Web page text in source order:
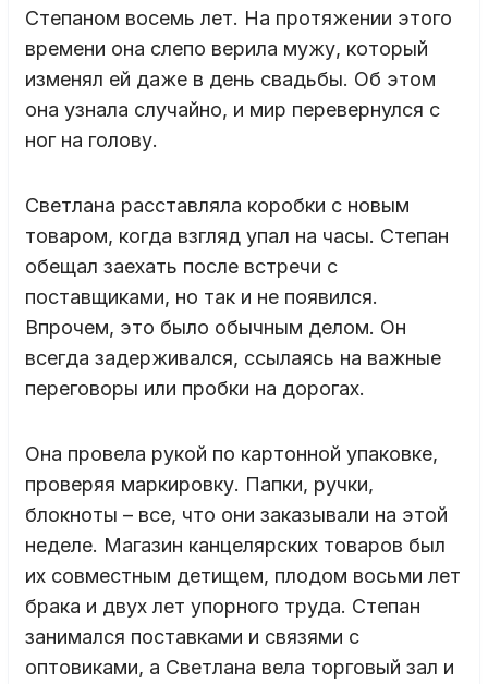
Степаном восемь лет. На протяжении этого
времени она слепо верила мужу, который
изменял ей даже в день свадьбы. Об этом
она узнала случайно, и мир перевернулся с
ног на голову.
Светлана расставляла коробки с новым
товаром, когда взгляд упал на часы. Степан
обещал заехать после встречи с
поставщиками, но так и не появился.
Впрочем, это было обычным делом. Он
всегда задерживался, ссылаясь на важные
переговоры или пробки на дорогах.
Она провела рукой по картонной упаковке,
проверяя маркировку. Папки, ручки,
блокноты – все, что они заказывали на этой
неделе. Магазин канцелярских товаров был
их совместным детищем, плодом восьми лет
брака и двух лет упорного труда. Степан
занимался поставками и связями с
оптовиками, а Светлана вела торговый зал и